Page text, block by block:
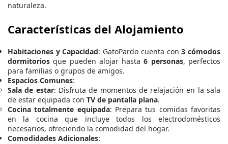
naturaleza.
Características del Alojamiento
Habitaciones y Capacidad: GatoPardo cuenta con3 cómodos
dormitorios que pueden alojar hasta6 personas, perfectos
para familias o grupos de amigos.
Espacios Comunes:
Sala de estar: Disfruta de momentos de relajación en la sala
de estar equipada con TV de pantalla plana.
Cocina totalmente equipada: Prepara tus comidas favoritas
en la cocina que incluye todos los electrodomésticos
necesarios, ofreciendo la comodidad del hogar.
Comodidades Adicionales: